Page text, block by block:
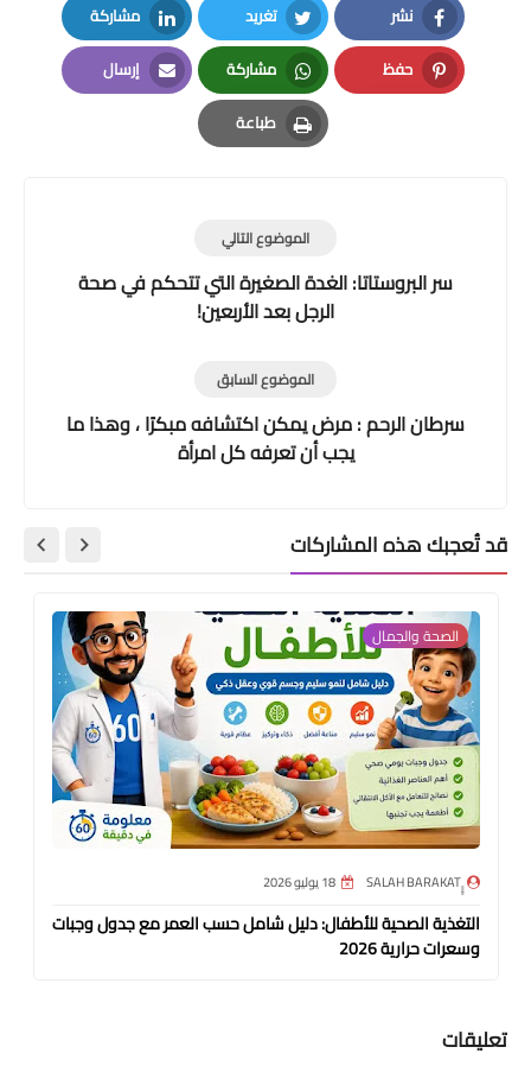
نشر
Facebook
تغريد
Twitter
مشاركة
LinkedIn
حفظ
Pinterest
مشاركة
Whatsapp
إرسال
Email
طباعة
Print
الموضوع التالي
سر البروستاتا: الغدة الصغيرة التي تتحكم في صحة
الرجل بعد الأربعين!
الموضوع السابق
سرطان الرحم : مرض يمكن اكتشافه مبكرًا ، وهذا ما
يجب أن تعرفه كل امرأة
قد تُعجبك هذه المشاركات
الصحة والجمال
ٍٍٍٍِSALAH BARAKAT 18 يوليو 2026
التغذية الصحية للأطفال: دليل شامل حسب العمر مع جدول وجبات
وسعرات حرارية 2026
تعليقات